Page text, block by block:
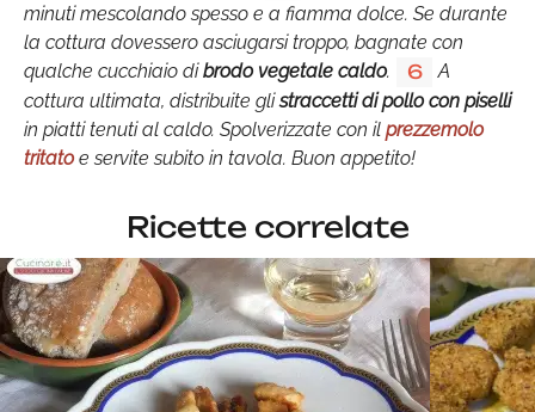
minuti mescolando spesso e a fiamma dolce. Se durante
la cottura dovessero asciugarsi troppo, bagnate con
qualche cucchiaio dibrodo vegetale caldo. 6
A
cottura ultimata, distribuite glistraccetti di pollo con piselli
in piatti tenuti al caldo. Spolverizzate con il prezzemolo
tritatoe servite subito in tavola. Buon appetito!
Ricette correlate